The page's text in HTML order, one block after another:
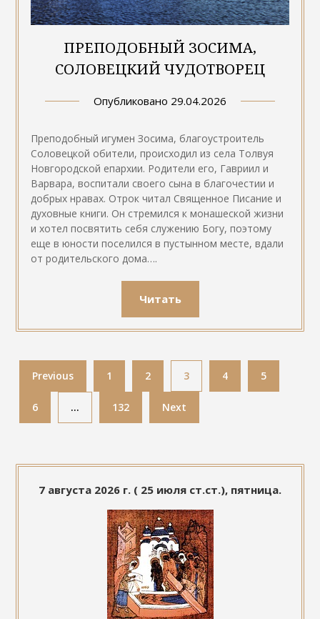
ПРЕПОДОБНЫЙ ЗОСИМА,
СОЛОВЕЦКИЙ ЧУДОТВОРЕЦ
Опубликовано 29.04.2026
Преподобный игумен Зосима, благоустроитель
Соловецкой обители, происходил из села Толвуя
Новгородской епархии. Родители его, Гавриил и
Варвара, воспитали своего сына в благочестии и
добрых нравах. Отрок читал Священное Писание и
духовные книги. Он стремился к монашеской жизни
и хотел посвятить себя служению Богу, поэтому
еще в юности поселился в пустынном месте, вдали
от родительского дома….
Читать
Previous 1 2 3 4 5
6 … 132 Next
7 августа 2026 г. ( 25 июля ст.ст.), пятница.